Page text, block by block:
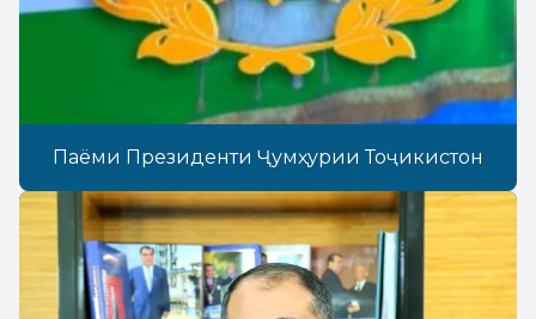
Паёми Президенти Ҷумҳурии Тоҷикистон